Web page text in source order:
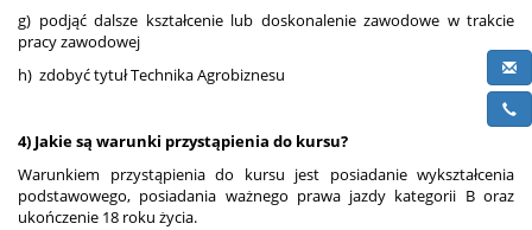
g) podjąć dalsze kształcenie lub doskonalenie zawodowe w trakcie
pracy zawodowej
h) zdobyć tytuł Technika Agrobiznesu
4) Jakie są warunki przystąpienia do kursu?
Warunkiem przystąpienia do kursu jest posiadanie wykształcenia
podstawowego, posiadania ważnego prawa jazdy kategorii B oraz
ukończenie 18 roku życia.